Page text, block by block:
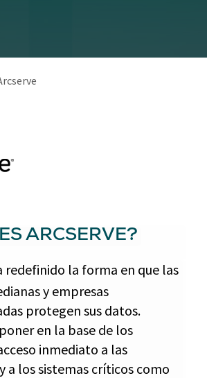
ARCSERVE?
redefinido la forma en que las
y empresas
protegen sus datos.
en la base de los
inmediato a las
a los sistemas críticos como